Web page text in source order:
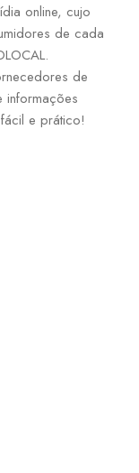
online, cujo
de cada
de
e prático!